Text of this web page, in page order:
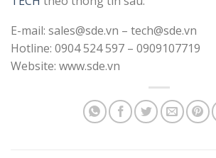
E-mail: sales@sde.vn – tech@sde.vn
Hotline: 0904 524 597 – 0909107719
Website: www.sde.vn